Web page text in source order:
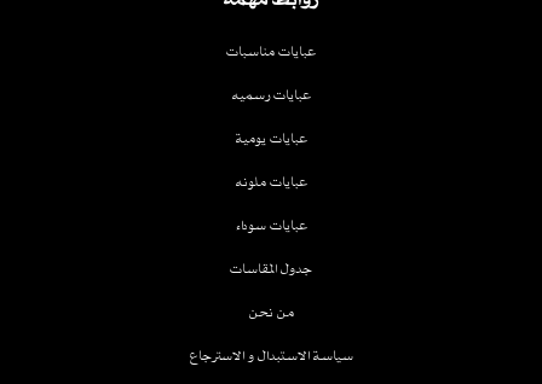
عبايات مناسبات
عبايات رسميه
عبايات يومية
عبايات ملونه
عبايات سوداء
جدول المقاسات
من نحن
سياسة الاستبدال و الاسترجاع